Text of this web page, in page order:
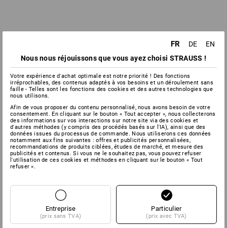
FR DE
EN
Nous nous réjouissons que vous ayez choisi STRAUSS !
Votre expérience d'achat optimale est notre priorité ! Des fonctions
irréprochables, des contenus adaptés à vos besoins et un déroulement sans
faille - Telles sont les fonctions des cookies et des autres technologies que
nous utilisons.
Afin de vous proposer du contenu personnalisé, nous avons besoin de votre
consentement. En cliquant sur le bouton « Tout accepter », nous collecterons
des informations sur vos interactions sur notre site via des cookies et
d'autres méthodes (y compris des procédés basés sur l'IA), ainsi que des
données issues du processus de commande. Nous utiliserons ces données
notamment aux fins suivantes : offres et publicités personnalisées,
recommandations de produits ciblées, études de marché, et mesure des
publicités et contenus. Si vous ne le souhaitez pas, vous pouvez refuser
l'utilisation de ces cookies et méthodes en cliquant sur le bouton « Tout
refuser ».
Entreprise
(prix sans TVA)
Particulier
(prix avec TVA)